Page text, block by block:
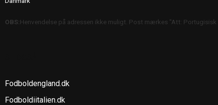
OBS:Henvendelse på adressen ikke muligt. Post mærkes "Att:
Fodboldengland.dk
Fodboldiitalien.dk